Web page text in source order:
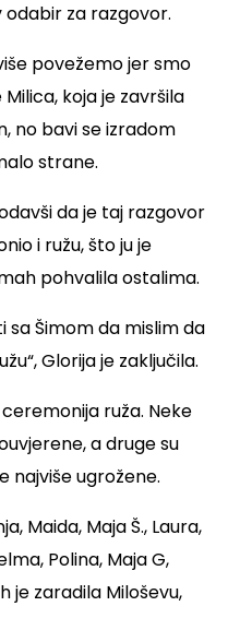
odabir za razgovor.
povežemo jer smo
koja je završila
no bavi se izradom
strane.
da je taj razgovor
i ružu, što ju je
pohvalila ostalima.
sa Šimom da mislim da
Glorija je zaključila.
ruža. Neke
a druge su
najviše ugrožene.
Maida, Maja Š., Laura,
Polina, Maja G,
je zaradila Miloševu,